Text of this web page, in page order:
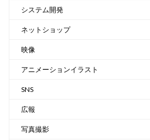
システム開発
ネットショップ
映像
アニメーションイラスト
SNS
広報
写真撮影